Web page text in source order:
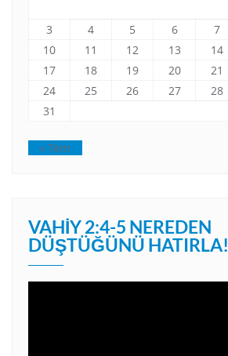
3
4 5 6 7
10
11 12 13 14
17
18 19 20 21
24
25 26 27 28
31
« Tem
VAHIY 2:4-5 NEREDEN
DÜŞTÜĞÜNÜ HATIRLA!